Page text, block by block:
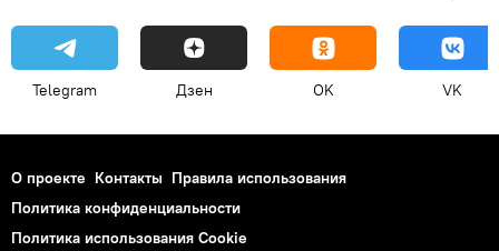
Telegram Дзен OK VK
О проекте Контакты Правила использования
Политика конфиденциальности
Политика использования Cookie